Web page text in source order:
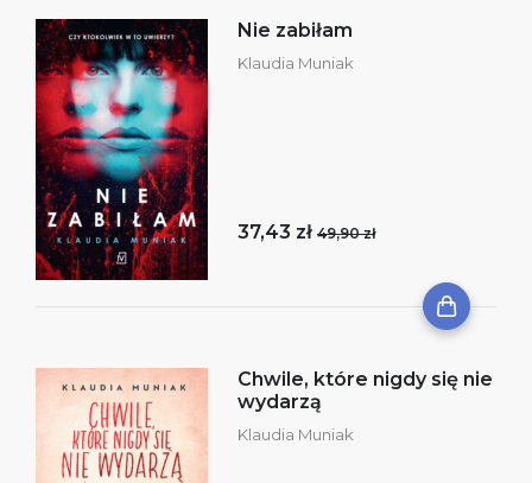
Nie zabiłam
Klaudia Muniak
37,43 zł 49,90 zł
Chwile, które nigdy się nie
wydarzą
Klaudia Muniak